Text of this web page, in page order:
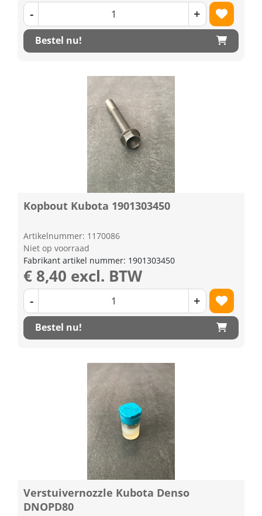
- +
Bestel nu!
Kopbout Kubota 1901303450
Artikelnummer: 1170086
Niet op voorraad
Fabrikant artikel nummer: 1901303450
€ 8,40 excl. BTW
- +
Bestel nu!
Verstuivernozzle Kubota Denso
DNOPD80